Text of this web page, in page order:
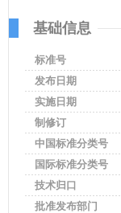
基础信息
标准号
发布日期
实施日期
制修订
中国标准分类号
国际标准分类号
技术归口
批准发布部门